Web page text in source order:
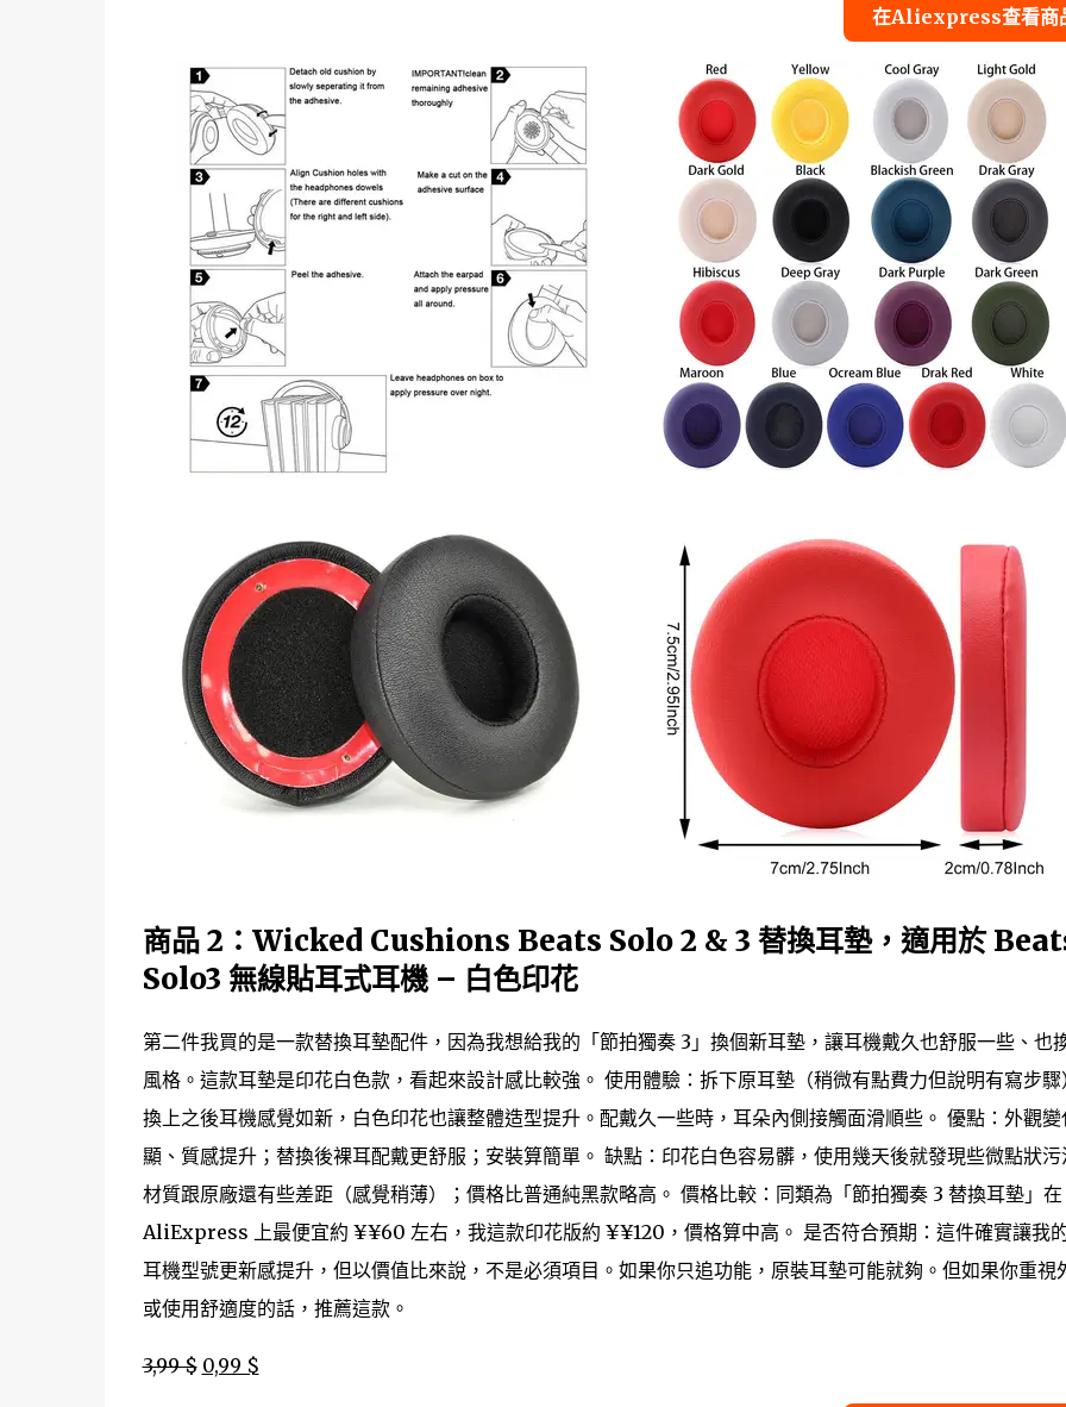
在Aliexpress查看商
商品 2：Wicked Cushions Beats Solo 2 & 3 替換耳墊，適用於
Solo3 無線貼耳式耳機 – 白色印花
第二件我買的是一款替換耳墊配件，因為我想給我的「節拍獨奏 3」換個新耳墊，讓耳機戴久也舒服一些、也
風格。這款耳墊是印花白色款，看起來設計感比較強。 使用體驗：拆下原耳墊（稍微有點費力但說明有寫步驟
換上之後耳機感覺如新，白色印花也讓整體造型提升。配戴久一些時，耳朵內側接觸面滑順些。 優點：外觀變
顯、質感提升；替換後裸耳配戴更舒服；安裝算簡單。 缺點：印花白色容易髒，使用幾天後就發現些微點狀污
材質跟原廠還有些差距（感覺稍薄）；價格比普通純黑款略高。 價格比較：同類為「節拍獨奏 3 替換耳墊」在
AliExpress 上最便宜約 ¥¥60 左右，我這款印花版約 ¥¥120，價格算中高。 是否符合預期：這件確實讓我
耳機型號更新感提升，但以價值比來說，不是必須項目。如果你只追功能，原裝耳墊可能就夠。但如果你重視
或使用舒適度的話，推薦這款。
3,99 $ 0,99 $